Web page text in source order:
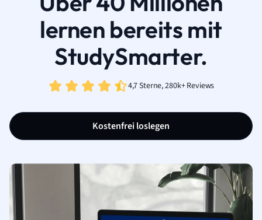
lernen bereits mit
StudySmarter.
4,7 Sterne, 280k+ Reviews
Kostenfrei loslegen